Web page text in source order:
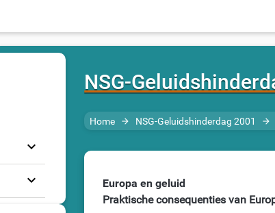
expand_more
expand_more
NSG-
Home arrow_forward NSG-Geluidshinderdag 2001 arrow_forward
Europa en geluid
Praktische consequenties van